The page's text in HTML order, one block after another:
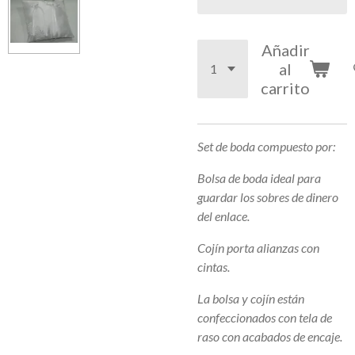
Añadir
al
carrito
Set de boda compuesto por:
Bolsa de boda ideal para
guardar los sobres de dinero
del enlace.
Cojín porta alianzas con
cintas.
La bolsa y cojín están
confeccionados con tela de
raso con acabados de encaje.